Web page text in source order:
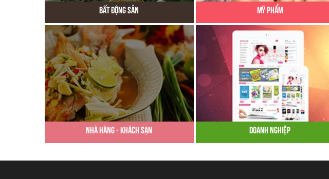
Bất Động Sản Mỹ Phẩm
Nhà Hàng - Khách Sạn Doanh Nghiệp